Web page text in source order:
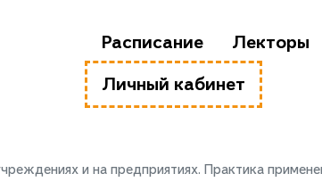
Расписание Лекторы
Личный кабинет
и на предприятиях. Практика